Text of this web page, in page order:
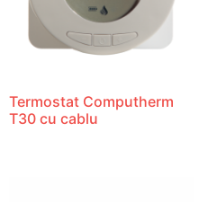
Termostat Computherm
T30 cu cablu